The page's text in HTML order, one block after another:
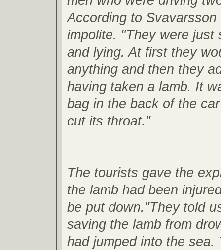
According to Svavarsson
impolite. "They were just
and lying. At first they
anything and then they
having taken a lamb. It
bag in the back of the
cut its throat."
The tourists gave the
the lamb had been
be put down."They told
saving the lamb from
had jumped into the sea.